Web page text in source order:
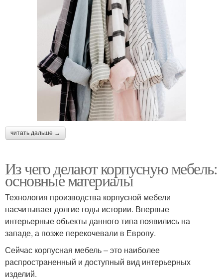
читать дальше →
Из чего делают корпусную мебель:
основные материалы
Технология производства корпусной мебели
насчитывает долгие годы истории. Впервые
интерьерные объекты данного типа появились на
западе, а позже перекочевали в Европу.
Сейчас корпусная мебель – это наиболее
распространенный и доступный вид интерьерных
изделий.